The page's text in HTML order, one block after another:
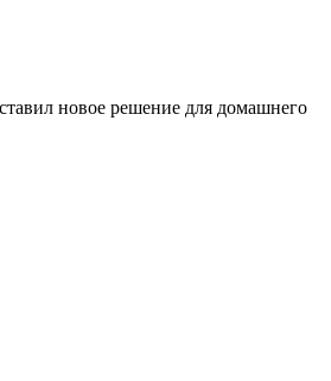
новое решение для домашнего